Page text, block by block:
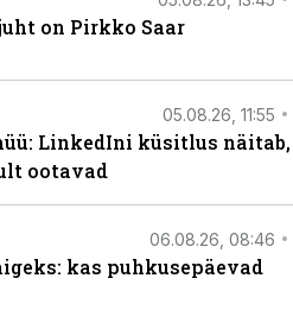
on Pirkko Saar
05.08.26, 11:55
LinkedIni küsitlus näitab,
ootavad
06.08.26, 08:46
kas puhkusepäevad